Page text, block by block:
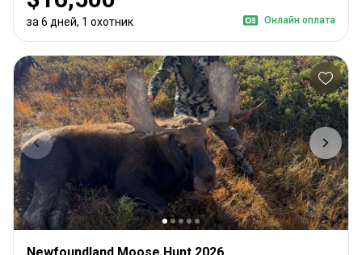
за 6 дней, 1 охотник Онлайн оплата
Newfoundland Moose Hunt 2026